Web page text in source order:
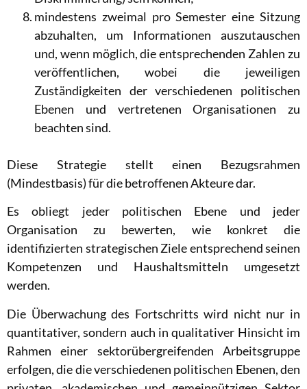
mindestens zweimal pro Semester eine Sitzung
abzuhalten, um Informationen auszutauschen
und, wenn möglich, die entsprechenden Zahlen zu
veröffentlichen, wobei die jeweiligen
Zuständigkeiten der verschiedenen politischen
Ebenen und vertretenen Organisationen zu
beachten sind.
Diese Strategie stellt einen Bezugsrahmen
(Mindestbasis) für die betroffenen Akteure dar.
Es obliegt jeder politischen Ebene und jeder
Organisation zu bewerten, wie konkret die
identifizierten strategischen Ziele entsprechend seinen
Kompetenzen und Haushaltsmitteln umgesetzt
werden.
Die Überwachung des Fortschritts wird nicht nur in
quantitativer, sondern auch in qualitativer Hinsicht im
Rahmen einer sektorübergreifenden Arbeitsgruppe
erfolgen, die die verschiedenen politischen Ebenen, den